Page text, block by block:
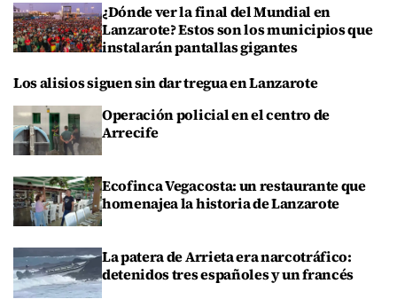
¿Dónde ver la final del Mundial en
Lanzarote? Estos son los municipios que
instalarán pantallas gigantes
Los alisios siguen sin dar tregua en Lanzarote
Operación policial en el centro de
Arrecife
Ecofinca Vegacosta: un restaurante que
homenajea la historia de Lanzarote
La patera de Arrieta era narcotráfico:
detenidos tres españoles y un francés